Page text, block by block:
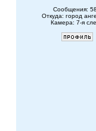
Сообщения:
Откуда: город
Камера: 7-я